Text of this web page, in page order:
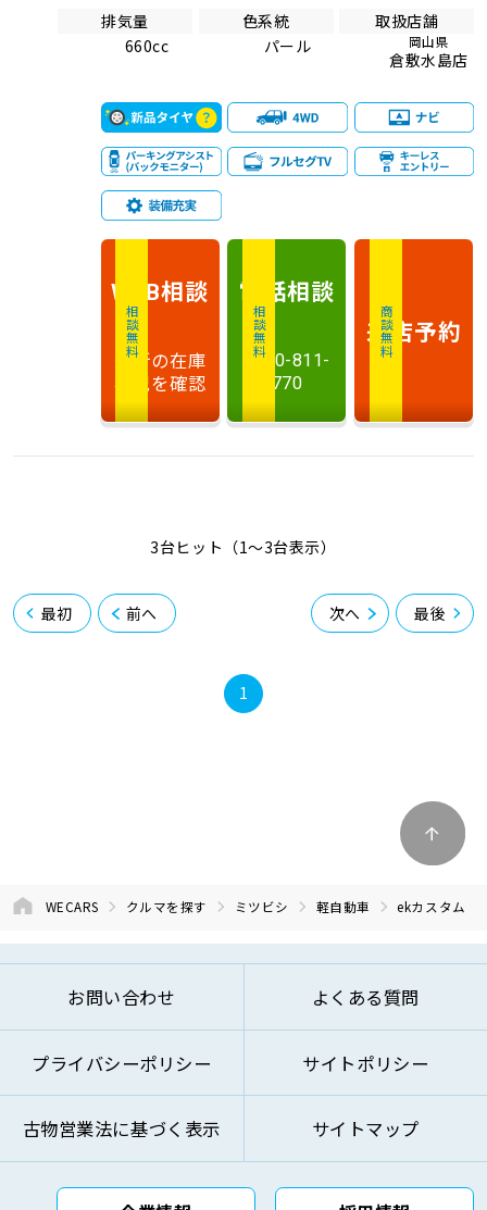
排気量
660cc
色系統
パール
取扱店舗
岡山県
倉敷水島店
相談無料
WEB相談
最新の在庫
状況を確認
相談無料
電話相談
0120-811-
770
商談無料
来店予約
3台ヒット（1〜3台表示）
最初 前へ
1
次へ 最後
WECARS クルマを探す ミツビシ 軽自動車 ekカスタム
お問い合わせ よくある質問
プライバシーポリシー サイトポリシー
古物営業法に基づく表示 サイトマップ